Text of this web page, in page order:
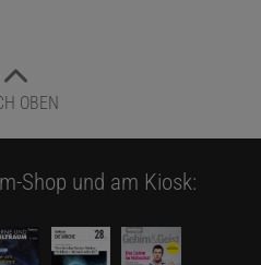
OBEN
Shop und am Kiosk: